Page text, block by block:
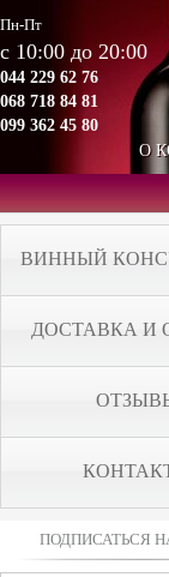
Пн-Пт
с 10:00 до 20:00
044 229 62 76
068 718 84 81
099 362 45 80
О
ВИННЫЙ
ДОСТАВКА И
ПОДПИСАТЬСЯ